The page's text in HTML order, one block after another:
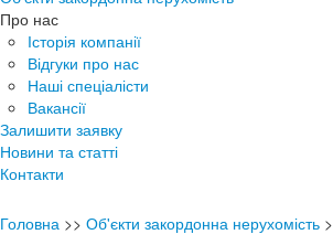
Про нас
Історія компанії
Відгуки про нас
Наші спеціалісти
Вакансії
Залишити заявку
Новини та статті
Контакти
Головна >> Об'єкти закордонна нерухомість